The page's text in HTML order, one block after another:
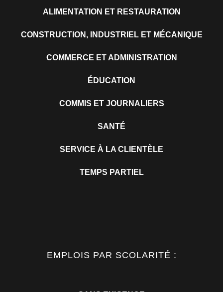
ALIMENTATION ET RESTAURATION
CONSTRUCTION, INDUSTRIEL ET MÉCANIQUE
COMMERCE ET ADMINISTRATION
ÉDUCATION
COMMIS ET JOURNALIERS
SANTÉ
SERVICE À LA CLIENTÈLE
TEMPS PARTIEL
EMPLOIS PAR SCOLARITÉ :